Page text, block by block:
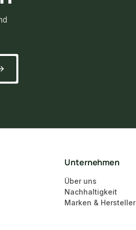
Unternehmen
Über uns
Nachhaltigkeit
Marken & Hersteller